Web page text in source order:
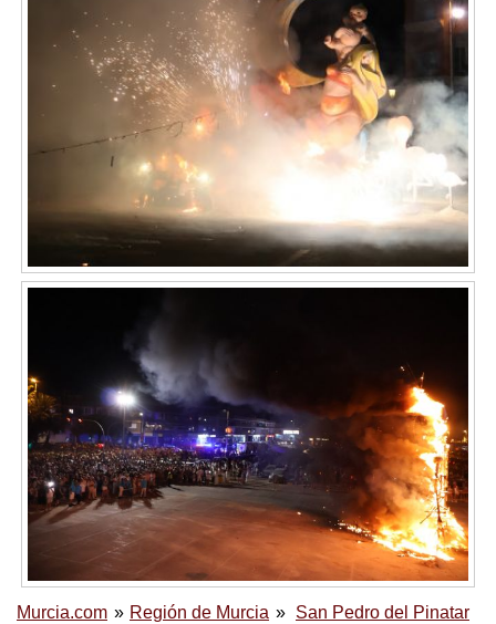
Murcia.com Región de Murcia San Pedro del Pinatar